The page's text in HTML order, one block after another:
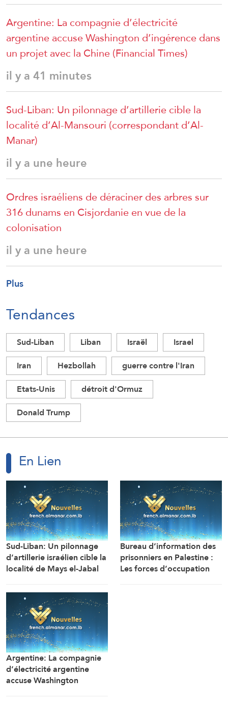
Argentine: La compagnie d’électricité
argentine accuse Washington d’ingérence dans
un projet avec la Chine (Financial Times)
il y a 41 minutes
Sud-Liban: Un pilonnage d’artillerie cible la
localité d’Al-Mansouri (correspondant d’Al-
Manar)
il y a une heure
Ordres israéliens de déraciner des arbres sur
316 dunams en Cisjordanie en vue de la
colonisation
il y a une heure
Plus
Tendances
Sud-Liban Liban Israël
Israel
Iran
Hezbollah
guerre contre l'Iran
Etats-Unis
détroit d'Ormuz
Donald Trump
En Lien
Sud-Liban: Un pilonnage
d’artillerie israélien cible la
localité de Mays el-Jabal
Manar)
Bureau d’information des
prisonniers en Palestine :
Les forces d’occupation
Argentine: La compagnie
d’électricité argentine
accuse Washington